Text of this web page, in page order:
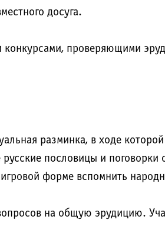
досуга.
конкурсами, проверяющими
разминка, в ходе которой
пословицы и поговорки
форме вспомнить
на общую эрудицию.